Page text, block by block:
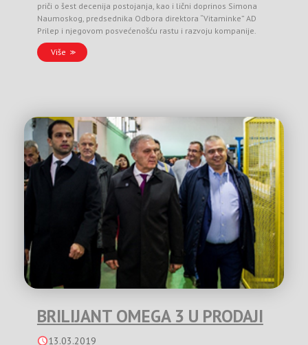
priči o šest decenija postojanja, kao i lični doprinos Simona
Naumoskog, predsednika Odbora direktora “Vitaminke” AD
Prilep i njegovom posvećenošću rastu i razvoju kompanije.
Više
BRILIJANT OMEGA 3 U PRODAJI
13.03.2019